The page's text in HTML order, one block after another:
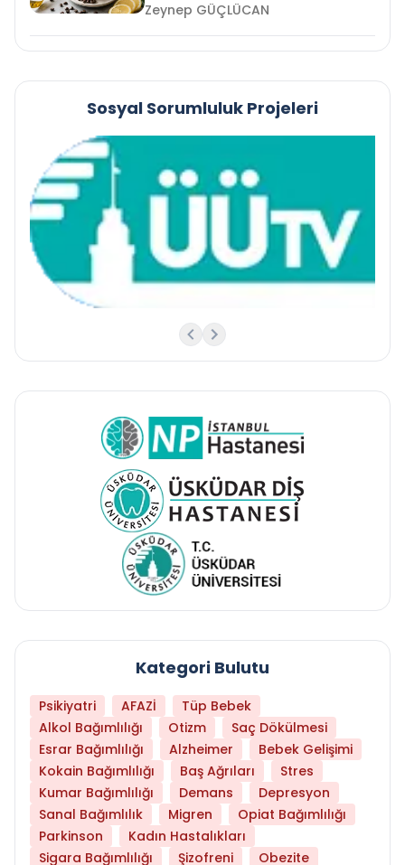
Zeynep GÜÇLÜCAN
Sosyal Sorumluluk Projeleri
Kategori Bulutu
Psikiyatri AFAZİ
Tüp Bebek
Alkol Bağımlılığı
Otizm
Saç Dökülmesi
Esrar Bağımlılığı
Alzheimer
Bebek Gelişimi
Kokain Bağımlılığı
Baş Ağrıları
Stres
Kumar Bağımlılığı
Demans
Depresyon
Sanal Bağımlılık
Migren
Opiat Bağımlılığı
Parkinson
Kadın Hastalıkları
Sigara Bağımlılığı
Şizofreni Obezite